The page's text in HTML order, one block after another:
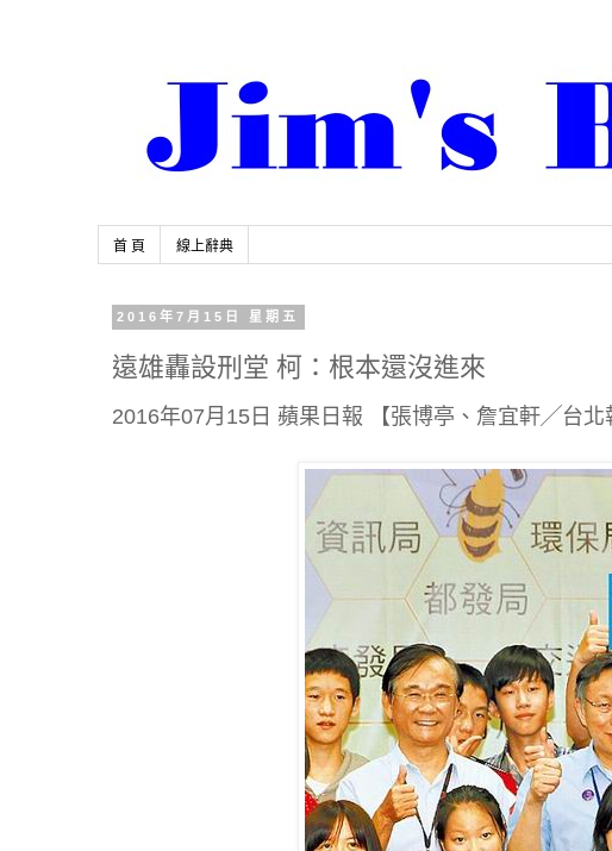
首 頁 線上辭典
2016年7月15日 星期五
遠雄轟設刑堂 柯：根本還沒進來
2016年07月15日 蘋果日報 【張博亭、詹宜軒╱台北